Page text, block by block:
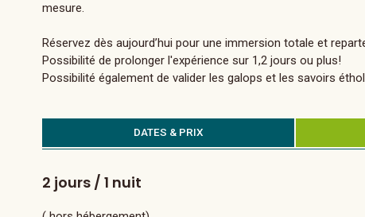
mesure.
Réservez dès aujourd’hui pour une immersion totale et
Possibilité de prolonger l'expérience sur 1,2 jours ou plus!
Possibilité également de valider les galops et les savoirs
DATES & PRIX
2 jours / 1 nuit